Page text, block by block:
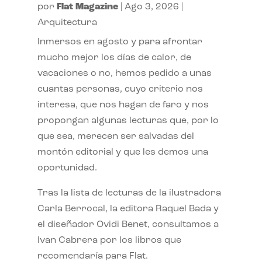
por Flat Magazine| Ago 3, 2026
Arquitectura
Inmersos en agosto y para afrontar
mucho mejor los días de calor, de
vacaciones o no, hemos pedido a unas
cuantas personas, cuyo criterio nos
interesa, que nos hagan de faro y nos
propongan algunas lecturas que, por lo
que sea, merecen ser salvadas del
montón editorial y que les demos una
oportunidad.
Tras la lista de lecturas de la ilustradora
Carla Berrocal, la editora Raquel Bada y
el diseñador Ovidi Benet, consultamos a
Ivan Cabrera por los libros que
recomendaría para Flat.